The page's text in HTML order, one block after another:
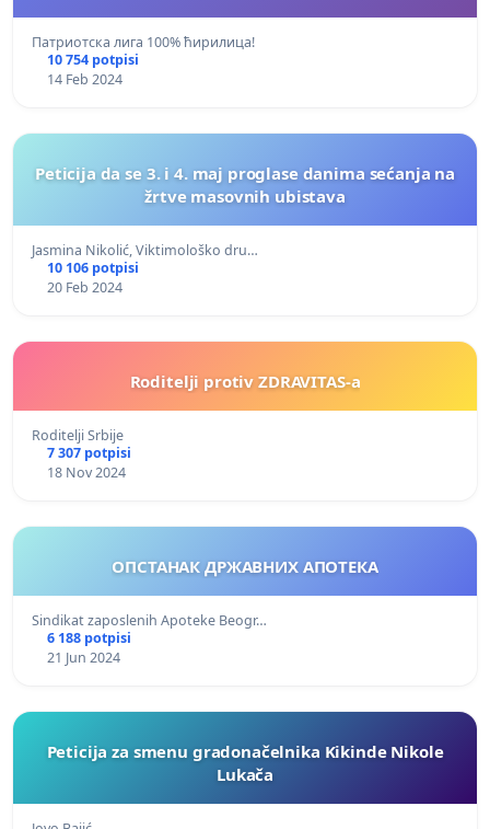
Патриотска лига 100% ћирилица!
10 754 potpisi
14 Feb 2024
Peticija da se 3. i 4. maj proglase danima sećanja na
žrtve masovnih ubistava
Jasmina Nikolić, Viktimološko dru…
10 106 potpisi
20 Feb 2024
Roditelji protiv ZDRAVITAS-a
Roditelji Srbije
7 307 potpisi
18 Nov 2024
ОПСТАНАК ДРЖАВНИХ АПОТЕКА
Sindikat zaposlenih Apoteke Beogr…
6 188 potpisi
21 Jun 2024
Peticija za smenu gradonačelnika Kikinde Nikole
Lukača